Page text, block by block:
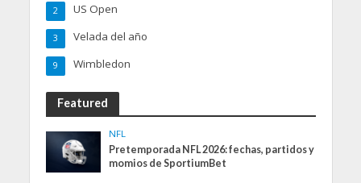
US Open
2
Velada del año
3
Wimbledon
9
Featured
NFL
Pretemporada NFL 2026: fechas, partidos y
momios de SportiumBet